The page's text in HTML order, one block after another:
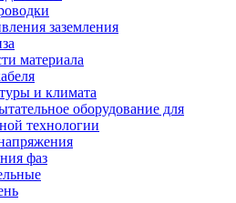
заземления
материала
и климата
оборудование для
технологии
фаз